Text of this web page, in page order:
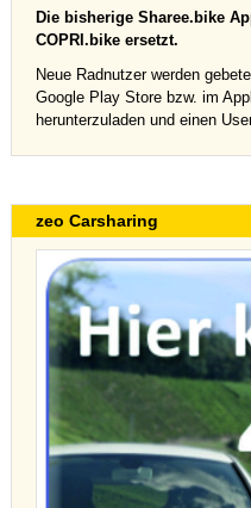
Die bisherige Sharee.bike
COPRI.bike ersetzt.
Neue Radnutzer werden
Google Play Store bzw. im
herunterzuladen und einen
zeo Carsharing